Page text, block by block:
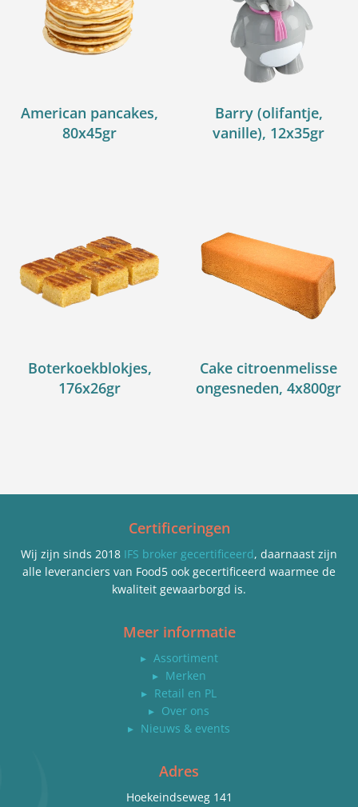
American pancakes,
80x45gr
Barry (olifantje,
vanille), 12x35gr
Boterkoekblokjes,
176x26gr
Cake citroenmelisse
ongesneden, 4x800gr
Certificeringen
Wij zijn sinds 2018 IFS broker gecertificeerd, daarnaast zijn
alle leveranciers van Food5 ook gecertificeerd waarmee de
kwaliteit gewaarborgd is.
Meer informatie
▸ Assortiment
▸ Merken
▸ Retail en PL
▸ Over ons
▸ Nieuws & events
Adres
Hoekeindseweg 141